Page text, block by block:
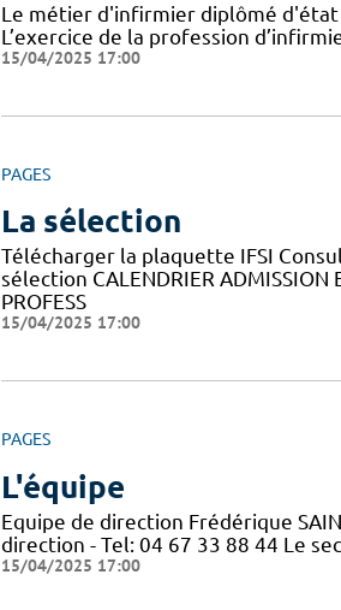
Le métier d'infirmier diplômé d'état
L’exercice de la profession
15/04/2025 17:00
PAGES
La sélection
Télécharger la plaquette IFSI
sélection CALENDRIER ADMISSION
PROFESS
15/04/2025 17:00
PAGES
L'équipe
Equipe de direction Frédérique
direction - Tel: 04 67 33 88 44 Le
15/04/2025 17:00